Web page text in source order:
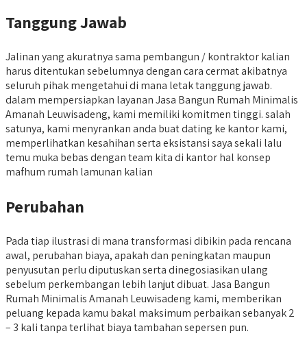
Tanggung Jawab
Jalinan yang akuratnya sama pembangun / kontraktor kalian
harus ditentukan sebelumnya dengan cara cermat akibatnya
seluruh pihak mengetahui di mana letak tanggung jawab.
dalam mempersiapkan layanan Jasa Bangun Rumah Minimalis
Amanah Leuwisadeng, kami memiliki komitmen tinggi. salah
satunya, kami menyrankan anda buat dating ke kantor kami,
memperlihatkan kesahihan serta eksistansi saya sekali lalu
temu muka bebas dengan team kita di kantor hal konsep
mafhum rumah lamunan kalian
Perubahan
Pada tiap ilustrasi di mana transformasi dibikin pada rencana
awal, perubahan biaya, apakah dan peningkatan maupun
penyusutan perlu diputuskan serta dinegosiasikan ulang
sebelum perkembangan lebih lanjut dibuat. Jasa Bangun
Rumah Minimalis Amanah Leuwisadeng kami, memberikan
peluang kepada kamu bakal maksimum perbaikan sebanyak 2
– 3 kali tanpa terlihat biaya tambahan sepersen pun.